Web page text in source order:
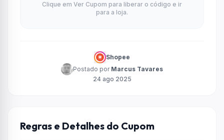
Clique em Ver Cupom para liberar o código e ir
para a loja.
Shopee
Postado por Marcus Tavares
24 ago 2025
Regras e Detalhes do Cupom